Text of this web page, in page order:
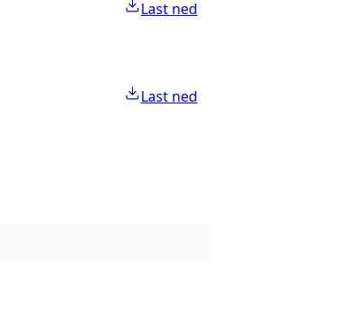
Last ned
Last ned